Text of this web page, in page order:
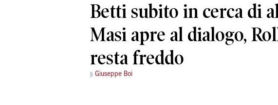
Betti subito in cerca di
Masi apre al dialogo,
resta freddo
Giuseppe Boi